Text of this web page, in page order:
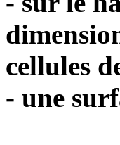
cellules
- une